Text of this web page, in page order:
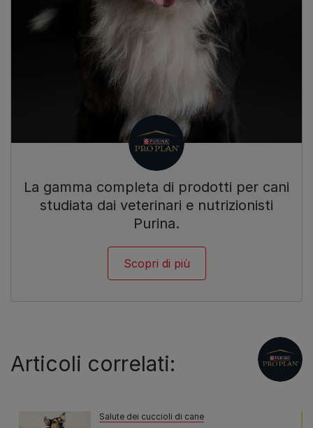
La gamma completa di prodotti per cani
studiata dai veterinari e nutrizionisti
Purina.
Scopri di più
Articoli correlati:
Salute dei cuccioli di cane